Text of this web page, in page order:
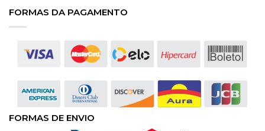
FORMAS DA PAGAMENTO
FORMAS DE ENVIO